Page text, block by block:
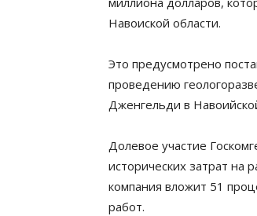
Навоиской области.
Это предусмотрено
проведению
Дженгельди в
Долевое участие
исторических затрат на
компания вложит 51
работ.